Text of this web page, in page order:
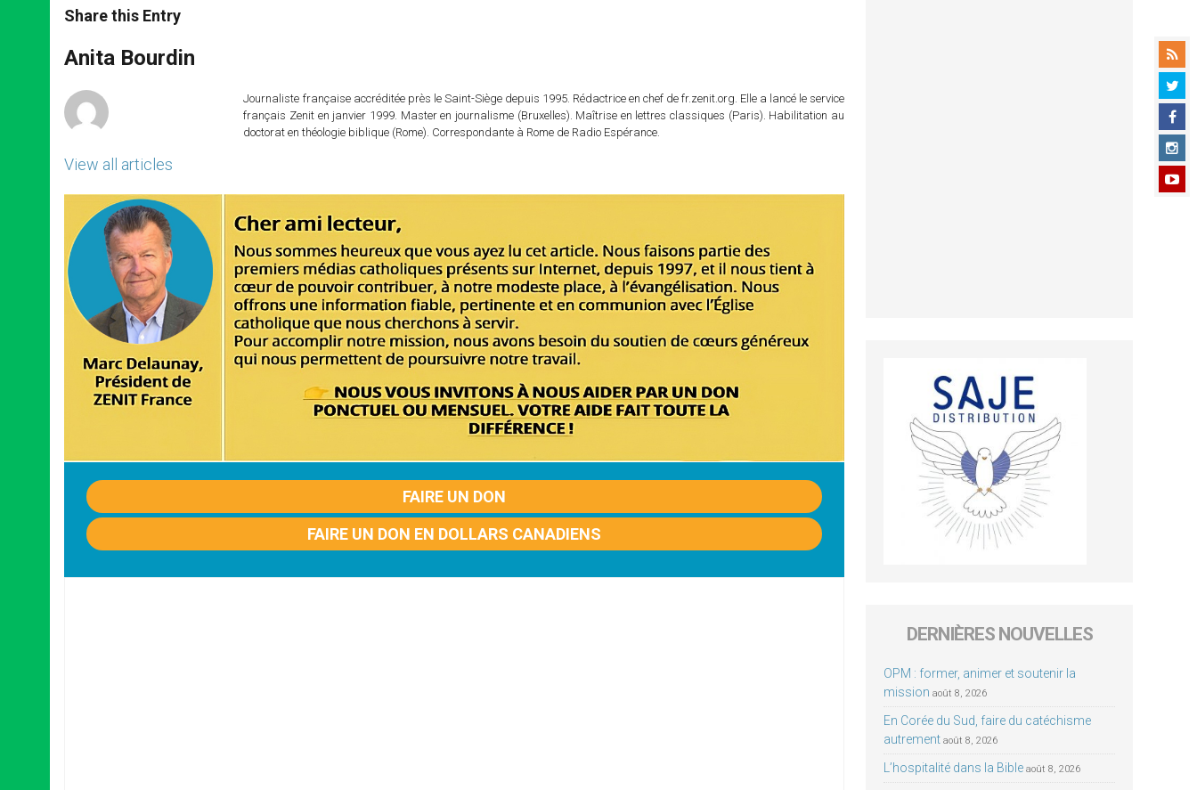
t
s
p
p
s
e
g
e
e
b
o
k
r
Share this Entry
Anita Bourdin
View all articles
Journaliste française accréditée près le Saint-Siège depuis 1995. Rédactrice en chef de fr.zenit.org. Elle a lancé le service
français Zenit en janvier 1999. Master en journalisme (Bruxelles). Maîtrise en lettres classiques (Paris). Habilitation au
doctorat en théologie biblique (Rome). Correspondante à Rome de Radio Espérance.
FAIRE UN DON
FAIRE UN DON EN DOLLARS CANADIENS
DERNIÈRES NOUVELLES
OPM : former, animer et soutenir la
mission août 8, 2026
En Corée du Sud, faire du catéchisme
autrement août 8, 2026
L’hospitalité dans la Bible août 8, 2026